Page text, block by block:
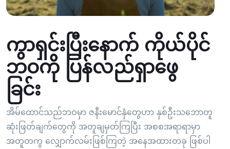
ကွာရှင်းပြီးနောက် ကိုယ်ပိုင်
ဘဝကို ပြန်လည်ရှာဖွေ
ခြင်း
အိမ်ထောင်သည်ဘဝမှာ ဇနီးမောင်နှံတွေဟာ နှစ်ဦးသဘောတူ
ဆုံးဖြတ်ချက်တွေကို အတူချမှတ်ကြပြီး အစစအရာရာမှာ
အတူတကွ လျှောက်လမ်းဖြစ်ကြတဲ့ အနေအထားတခု ဖြစ်ပါ